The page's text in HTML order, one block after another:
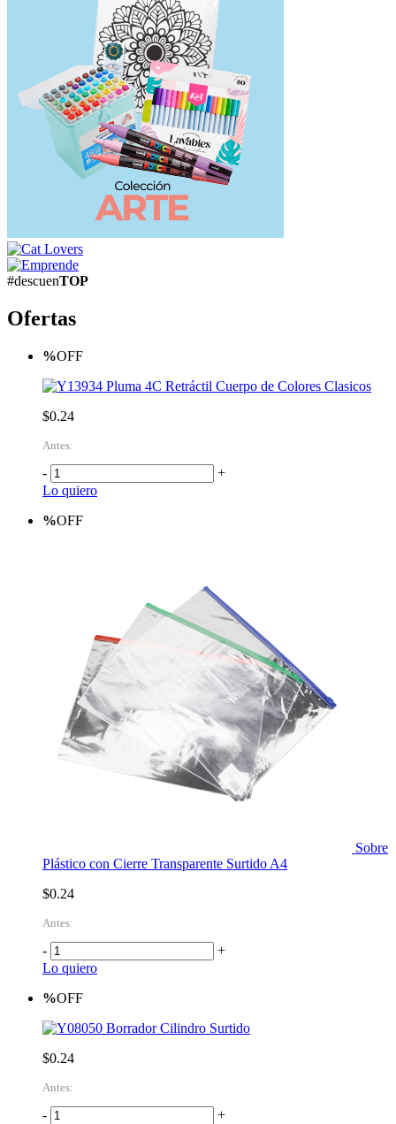
#descuenTOP
Ofertas
%OFF
Pluma 4C Retráctil Cuerpo de Colores Clasicos
$0.24
Antes:
-
+
Lo quiero
%OFF
Sobre
Plástico con Cierre Transparente Surtido A4
$0.24
Antes:
-
+
Lo quiero
%OFF
Borrador Cilindro Surtido
$0.24
Antes:
-
+